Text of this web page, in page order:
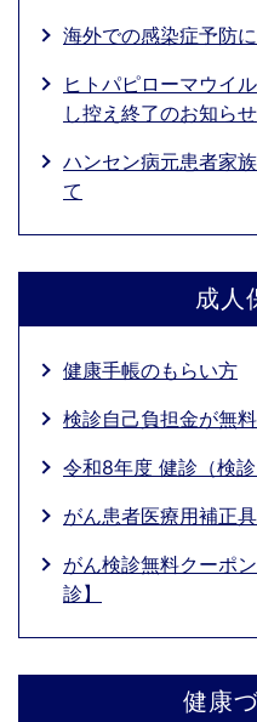
海外での感染症予防
ヒトパピローマウイ
し控え終了のお知らせ
ハンセン病元患者家
て
成人
健康手帳のもらい方
検診自己負担金が無
令和8年度 健診（検
がん患者医療用補正
がん検診無料クーポ
診】
健康